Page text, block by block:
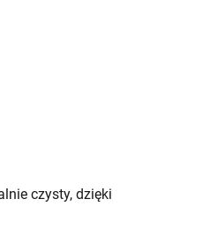
czysty, dzięki